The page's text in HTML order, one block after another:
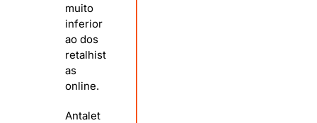
muito
inferior
ao dos
retalhist
as
online.
Antalet